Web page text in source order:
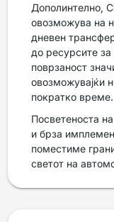
Дополинтелно,
овозможува на
дневен
до ресурсите за
поврзаност
овозможувајќи
пократко време.
Посветеноста
и брза
поместиме
светот на